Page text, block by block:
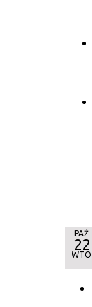
PAŹ
22
WTO